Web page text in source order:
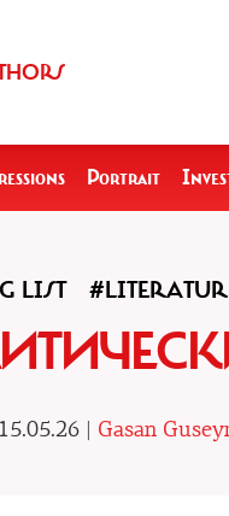
Portrait
LIST
| Gasan